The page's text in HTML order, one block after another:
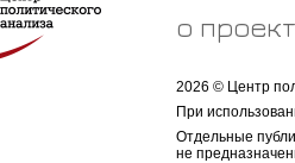
о
2026 © Центр
При
Отдельные
не